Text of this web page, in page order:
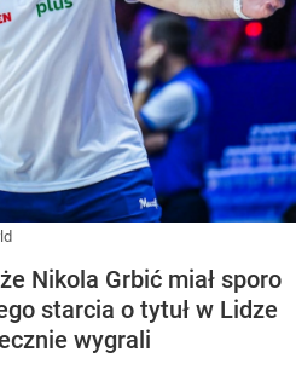
Nikola Grbić miał sporo
starcia o tytuł w Lidze
wygrali